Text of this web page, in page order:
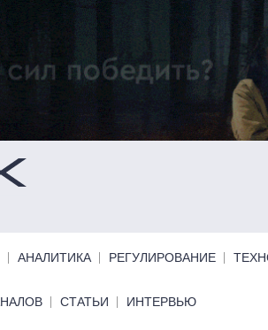
АНАЛИТИКА РЕГУЛИРОВАНИЕ
СТАТЬИ ИНТЕРВЬЮ